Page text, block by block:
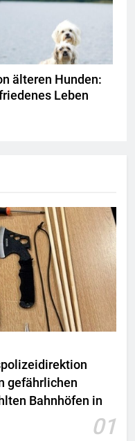
älteren Hunden:
Leben
gefährlichen
Bahnhöfen in
01